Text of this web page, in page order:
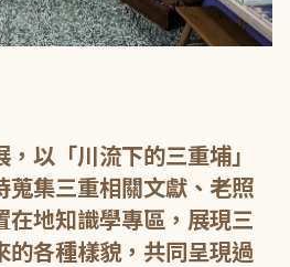
以「川流下的三重埔」
蒐集三重相關文獻、老照
在地知識學專區，展現三
的各種樣貌，共同呈現過